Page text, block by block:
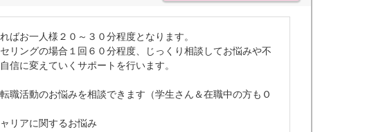
ばお一人様２０～３０分程度となります。
リングの場合１回６０分程度、じっくり相談してお悩みや不
信に変えていくサポートを行います。
職活動のお悩みを相談できます（学生さん＆在職中の方もＯ
リアに関するお悩み